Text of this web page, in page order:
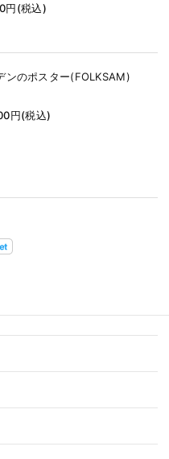
円(税込)
ンのポスター(FOLKSAM)
円(税込)